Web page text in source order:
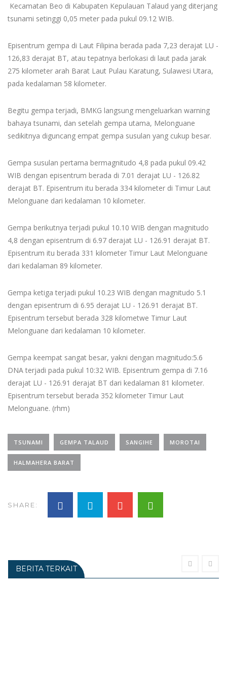
Kecamatan Beo di Kabupaten Kepulauan Talaud yang diterjang
tsunami setinggi 0,05 meter pada pukul 09.12 WIB.
Episentrum gempa di Laut Filipina berada pada 7,23 derajat LU -
126,83 derajat BT, atau tepatnya berlokasi di laut pada jarak
275 kilometer arah Barat Laut Pulau Karatung, Sulawesi Utara,
pada kedalaman 58 kilometer.
Begitu gempa terjadi, BMKG langsung mengeluarkan warning
bahaya tsunami, dan setelah gempa utama, Melonguane
sedikitnya diguncang empat gempa susulan yang cukup besar.
Gempa susulan pertama bermagnitudo 4,8 pada pukul 09.42
WIB dengan episentrum berada di 7.01 derajat LU - 126.82
derajat BT. Episentrum itu berada 334 kilometer di Timur Laut
Melonguane dari kedalaman 10 kilometer.
Gempa berikutnya terjadi pukul 10.10 WIB dengan magnitudo
4,8 dengan episentrum di 6.97 derajat LU - 126.91 derajat BT.
Episentrum itu berada 331 kilometer Timur Laut Melonguane
dari kedalaman 89 kilometer.
Gempa ketiga terjadi pukul 10.23 WIB dengan magnitudo 5.1
dengan episentrum di 6.95 derajat LU - 126.91 derajat BT.
Episentrum tersebut berada 328 kilometwe Timur Laut
Melonguane dari kedalaman 10 kilometer.
Gempa keempat sangat besar, yakni dengan magnitudo:5.6
DNA terjadi pada pukul 10:32 WIB. Episentrum gempa di 7.16
derajat LU - 126.91 derajat BT dari kedalaman 81 kilometer.
Episentrum tersebut berada 352 kilometer Timur Laut
Melonguane. (rhm)
TSUNAMI GEMPA TALAUD SANGIHE MOROTAI
HALMAHERA BARAT
SHARE:
BERITA TERKAIT